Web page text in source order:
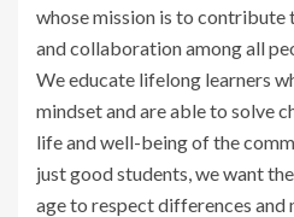
whose mission is to contribute
and collaboration among all
We educate lifelong learners
mindset and are able to solve
life and well-being of the
just good students, we want
age to respect differences and